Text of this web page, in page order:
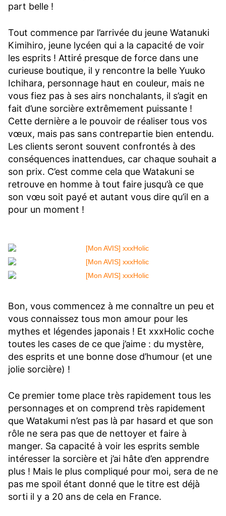
part belle !
Tout commence par l’arrivée du jeune Watanuki
Kimihiro, jeune lycéen qui a la capacité de voir
les esprits ! Attiré presque de force dans une
curieuse boutique, il y rencontre la belle Yuuko
Ichihara, personnage haut en couleur, mais ne
vous fiez pas à ses airs nonchalants, il s’agit en
fait d’une sorcière extrêmement puissante !
Cette dernière a le pouvoir de réaliser tous vos
vœux, mais pas sans contrepartie bien entendu.
Les clients seront souvent confrontés à des
conséquences inattendues, car chaque souhait a
son prix. C’est comme cela que Watakuni se
retrouve en homme à tout faire jusqu’à ce que
son vœu soit payé et autant vous dire qu’il en a
pour un moment !
Bon, vous commencez à me connaître un peu et
vous connaissez tous mon amour pour les
mythes et légendes japonais ! Et xxxHolic coche
toutes les cases de ce que j’aime : du mystère,
des esprits et une bonne dose d’humour (et une
jolie sorcière) !
Ce premier tome place très rapidement tous les
personnages et on comprend très rapidement
que Watakumi n’est pas là par hasard et que son
rôle ne sera pas que de nettoyer et faire à
manger. Sa capacité à voir les esprits semble
intéresser la sorcière et j’ai hâte d’en apprendre
plus ! Mais le plus compliqué pour moi, sera de ne
pas me spoil étant donné que le titre est déjà
sorti il y a 20 ans de cela en France.